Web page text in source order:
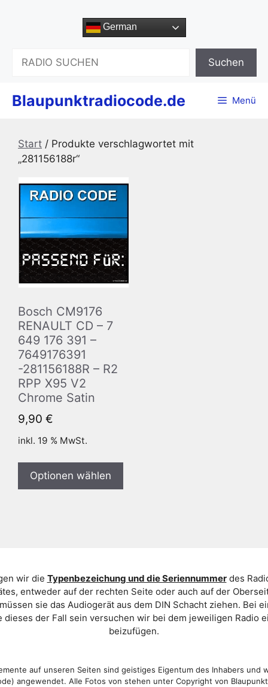
German
Suchen
Blaupunktradiocode.de Menü
Start / Produkte verschlagwortet mit
„281156188r“
Bosch CM9176
RENAULT CD – 7
649 176 391 –
7649176391
-281156188R – R2
RPP X95 V2
Chrome Satin
9,90 €
inkl. 19 % MwSt.
Optionen wählen
wir die Typenbezeichung und die Seriennummerdes
entweder auf der rechten Seite oder auch auf der
sie das Audiogerät aus dem DIN Schacht ziehen. Bei
der Fall sein versuchen wir bei dem jeweiligen Radio
beizufügen.
auf unseren Seiten sind geistiges Eigentum des Inhabers und
angewendet. Alle Fotos von stehen unter Copyright von